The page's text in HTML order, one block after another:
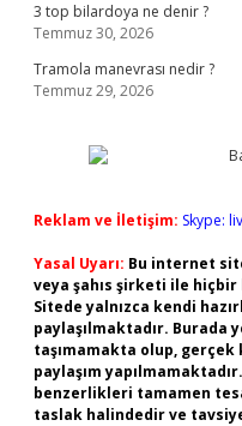
3 top bilardoya ne denir ?
Temmuz 30, 2026
Tramola manevrası nedir ?
Temmuz 29, 2026
Reklam ve İletişim: Skype:
Yasal Uyarı: Bu internet
veya şahıs şirketi ile hiçbir
Sitede yalnızca kendi
paylaşılmaktadır.
taşımamakta olup,
paylaşım
benzerlikleri tamamen
taslak halindedir ve